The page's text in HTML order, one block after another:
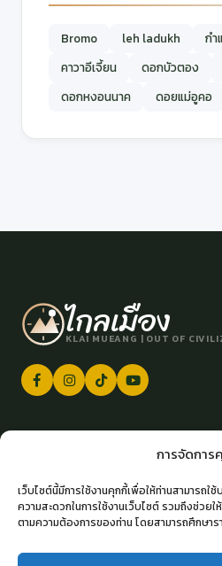
การจัดการ
เว็บไซต์นี้มีการใช้งานคุกกี้เพื่อให้ท่านสามารถใ
ความสะดวกในการใช้งานเว็บไซต์ รวมถึงช่วย
ตามความต้องการของท่าน โดยสามารถศึกษาร
Bromo leh ladukh กำ
คาวาอีเจี้ยน
ดอกบัวตอง
ดอกหงอนนาค
ดอยแม่อูคอ
ไกลเมือง
KLAI MUEANG | OUT OF
นโยบายการใช้คุกกี้ (Cookies Policy)